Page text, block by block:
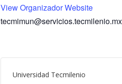
View Organizador Website
tecmimun@servicios.tecmilenio.mx
Universidad Tecmilenio